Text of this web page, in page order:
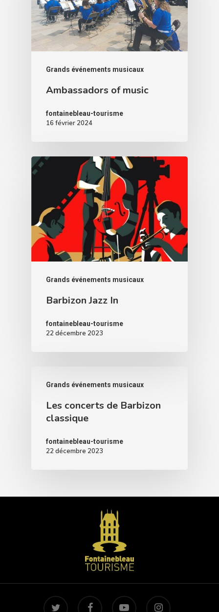
Grands événements musicaux
Ambassadors of music
fontainebleau-tourisme
16 février 2024
Grands événements musicaux
Barbizon Jazz In
fontainebleau-tourisme
22 décembre 2023
Grands événements musicaux
Les concerts de Barbizon
classique
fontainebleau-tourisme
22 décembre 2023
twitter facebook youtube instagram